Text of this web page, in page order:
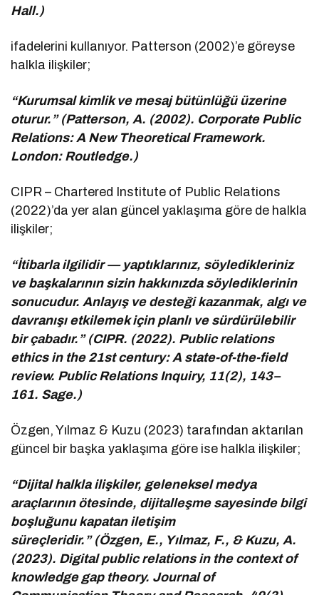
Hall.)
ifadelerini kullanıyor. Patterson (2002)’e göreyse
halkla ilişkiler;
“Kurumsal kimlik ve mesaj bütünlüğü üzerine
oturur.” (Patterson, A. (2002). Corporate Public
Relations: A New Theoretical Framework.
London: Routledge.)
CIPR – Chartered Institute of Public Relations
(2022)’da yer alan güncel yaklaşıma göre de halkla
ilişkiler;
“İtibarla ilgilidir — yaptıklarınız, söyledikleriniz
ve başkalarının sizin hakkınızda söylediklerinin
sonucudur. Anlayış ve desteği kazanmak, algı ve
davranışı etkilemek için planlı ve sürdürülebilir
bir çabadır.” (CIPR. (2022). Public relations
ethics in the 21st century: A state-of-the-field
review. Public Relations Inquiry, 11(2), 143–
161. Sage.)
Özgen, Yılmaz & Kuzu (2023) tarafından aktarılan
güncel bir başka yaklaşıma göre ise halkla ilişkiler;
“Dijital halkla ilişkiler, geleneksel medya
araçlarının ötesinde, dijitalleşme sayesinde bilgi
boşluğunu kapatan iletişim
süreçleridir.” (Özgen, E., Yılmaz, F., & Kuzu, A.
(2023). Digital public relations in the context of
knowledge gap theory. Journal of